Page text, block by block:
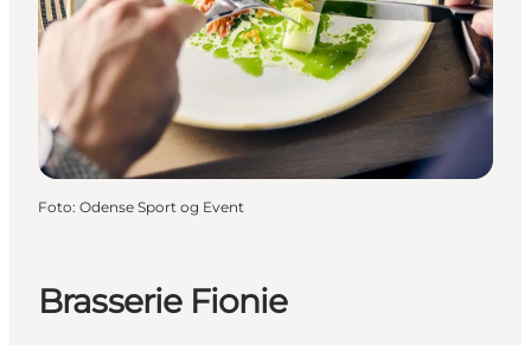
Overnatning
Planlæg ferien
Brasserie Fionie
Foto: Odense Sport og Event